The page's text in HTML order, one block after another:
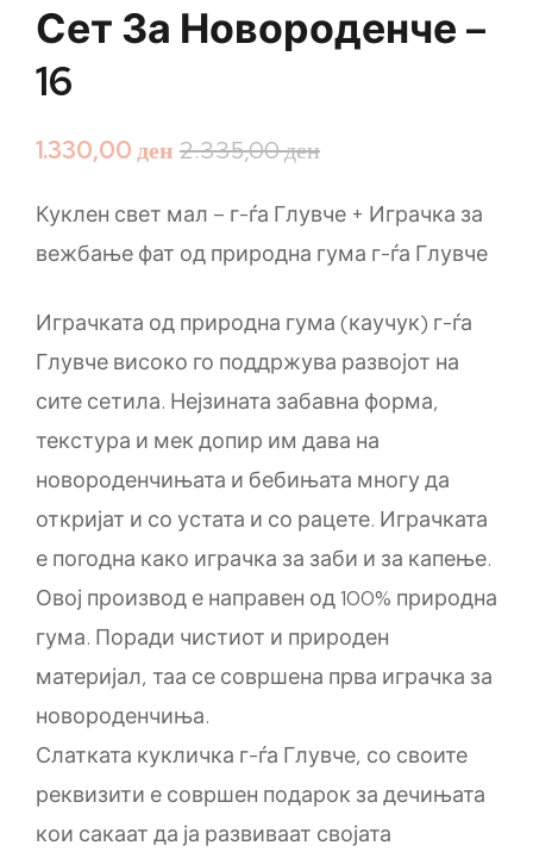
Сет За Новороденче –
16
2.335,00ден
1.330,00ден
Куклен свет мал – г-ѓа Глувче + Играчка за
вежбање фат од природна гума г-ѓа Глувче
Играчката од природна гума (каучук) г-ѓа
Глувче високо го поддржува развојот на
сите сетила. Нејзината забавна форма,
текстура и мек допир им дава на
новороденчињата и бебињата многу да
откријат и со устата и со рацете. Играчката
е погодна како играчка за заби и за капење.
Овој производ е направен од 100% природна
гума. Поради чистиот и природен
материјал, таа се совршена прва играчка за
новороденчиња.
Слатката кукличка г-ѓа Глувче, со своите
реквизити е совршен подарок за дечињата
кои сакаат да ја развиваат својата